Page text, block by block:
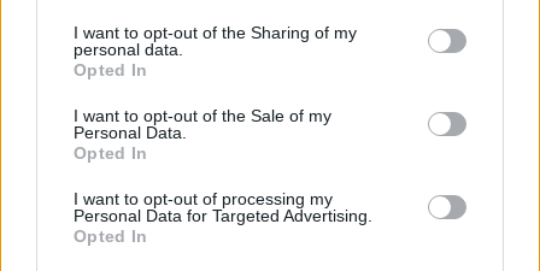
not limited to your visit or usage behaviour. You may click to
grant or deny consent to Google and its third-party tags to
use your data for below specified purposes in below Google
consent section.
I want to opt-out of the Sharing of my
personal data.
Opted In
I want to opt-out of the Sale of my
Personal Data.
Opted In
I want to opt-out of processing my
Personal Data for Targeted Advertising.
Opted In
k p
NOTIZIE RECENTI
Olbia, le previsioni meteo per lunedì 10 agosto
2026
Le ultime offerte di lavoro a Olbia e in Gallura